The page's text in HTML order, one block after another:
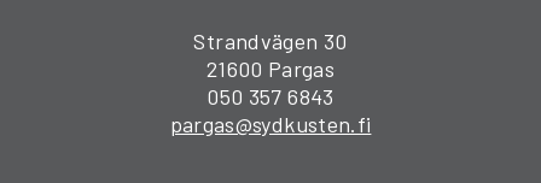
Strandvägen 30
21600 Pargas
050 357 6843
pargas@sydkusten.fi